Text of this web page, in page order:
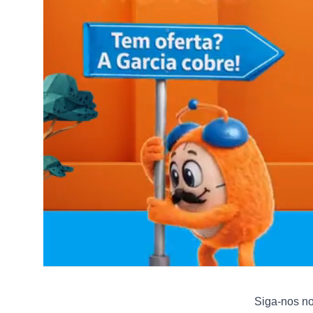
Siga-nos